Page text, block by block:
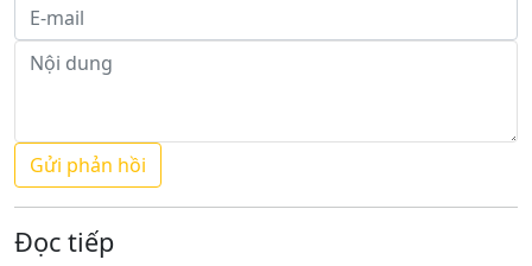
Đọc tiếp